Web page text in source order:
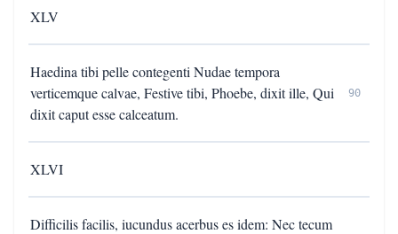
XLV
Haedina tibi pelle contegenti Nudae tempora
verticemque calvae, Festive tibi, Phoebe, dixit ille, Qui
dixit caput esse calceatum.
90
XLVI
Difficilis facilis, iucundus acerbus es idem: Nec tecum